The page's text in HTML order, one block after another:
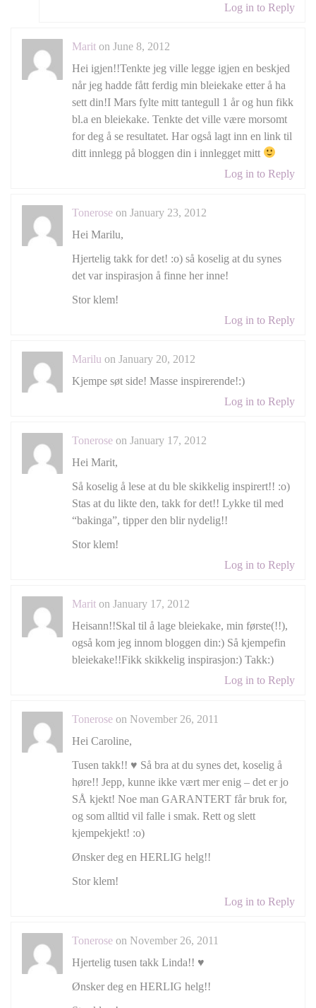
Log in to Reply
Marit on June 8, 2012
Hei igjen!!Tenkte jeg ville legge igjen en beskjed
når jeg hadde fått ferdig min bleiekake etter å ha
sett din!I Mars fylte mitt tantegull 1 år og hun fikk
bl.a en bleiekake. Tenkte det ville være morsomt
for deg å se resultatet. Har også lagt inn en link til
ditt innlegg på bloggen din i innlegget mitt
Log in to Reply
Tonerose on January 23, 2012
Hei Marilu,
Hjertelig takk for det! :o) så koselig at du synes
det var inspirasjon å finne her inne!
Stor klem!
Log in to Reply
Marilu on January 20, 2012
Kjempe søt side! Masse inspirerende!:)
Log in to Reply
Tonerose on January 17, 2012
Hei Marit,
Så koselig å lese at du ble skikkelig inspirert!! :o)
Stas at du likte den, takk for det!! Lykke til med
“bakinga”, tipper den blir nydelig!!
Stor klem!
Log in to Reply
Marit on January 17, 2012
Heisann!!Skal til å lage bleiekake, min første(!!),
også kom jeg innom bloggen din:) Så kjempefin
bleiekake!!Fikk skikkelig inspirasjon:) Takk:)
Log in to Reply
Tonerose on November 26, 2011
Hei Caroline,
Tusen takk!! ♥ Så bra at du synes det, koselig å
høre!! Jepp, kunne ikke vært mer enig – det er jo
SÅ kjekt! Noe man GARANTERT får bruk for,
og som alltid vil falle i smak. Rett og slett
kjempekjekt! :o)
Ønsker deg en HERLIG helg!!
Stor klem!
Log in to Reply
Tonerose on November 26, 2011
Hjertelig tusen takk Linda!! ♥
Ønsker deg en HERLIG helg!!